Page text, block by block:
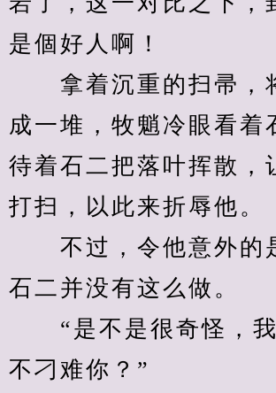
是個好人啊！
拿着沉重的扫帚，
成一堆，牧魈冷眼看着
待着石二把落叶挥散，
打扫，以此来折辱他。
不过，令他意外的
石二并没有这么做。
“是不是很奇怪，我
不刁难你？”